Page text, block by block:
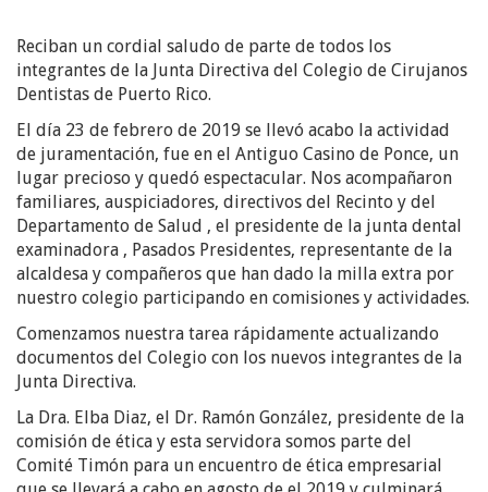
Reciban un cordial saludo de parte de todos los
integrantes de la Junta Directiva del Colegio de Cirujanos
Dentistas de Puerto Rico.
El día 23 de febrero de 2019 se llevó acabo la actividad
de juramentación, fue en el Antiguo Casino de Ponce, un
lugar precioso y quedó espectacular. Nos acompañaron
familiares, auspiciadores, directivos del Recinto y del
Departamento de Salud , el presidente de la junta dental
examinadora , Pasados Presidentes, representante de la
alcaldesa y compañeros que han dado la milla extra por
nuestro colegio participando en comisiones y actividades.
Comenzamos nuestra tarea rápidamente actualizando
documentos del Colegio con los nuevos integrantes de la
Junta Directiva.
La Dra. Elba Diaz, el Dr. Ramón González, presidente de la
comisión de ética y esta servidora somos parte del
Comité Timón para un encuentro de ética empresarial